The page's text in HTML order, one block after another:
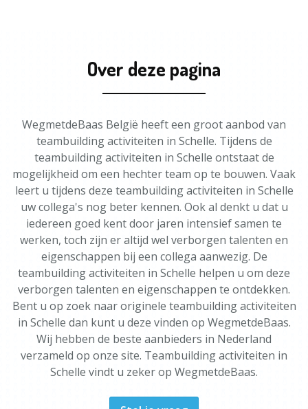
Over deze pagina
WegmetdeBaas België heeft een groot aanbod van
teambuilding activiteiten in Schelle. Tijdens de
teambuilding activiteiten in Schelle ontstaat de
mogelijkheid om een hechter team op te bouwen. Vaak
leert u tijdens deze teambuilding activiteiten in Schelle
uw collega's nog beter kennen. Ook al denkt u dat u
iedereen goed kent door jaren intensief samen te
werken, toch zijn er altijd wel verborgen talenten en
eigenschappen bij een collega aanwezig. De
teambuilding activiteiten in Schelle helpen u om deze
verborgen talenten en eigenschappen te ontdekken.
Bent u op zoek naar originele teambuilding activiteiten
in Schelle dan kunt u deze vinden op WegmetdeBaas.
Wij hebben de beste aanbieders in Nederland
verzameld op onze site. Teambuilding activiteiten in
Schelle vindt u zeker op WegmetdeBaas.